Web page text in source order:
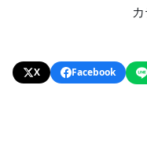
X Facebook